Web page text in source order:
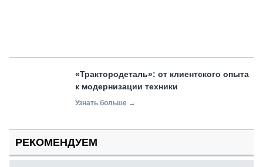
«Трактородеталь»: от клиентского опыта
к модернизации техники
Узнать больше →
РЕКОМЕНДУЕМ